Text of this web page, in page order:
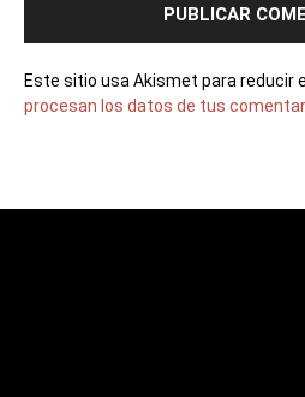
Este sitio usa Akismet para reducir
procesan los datos de tus